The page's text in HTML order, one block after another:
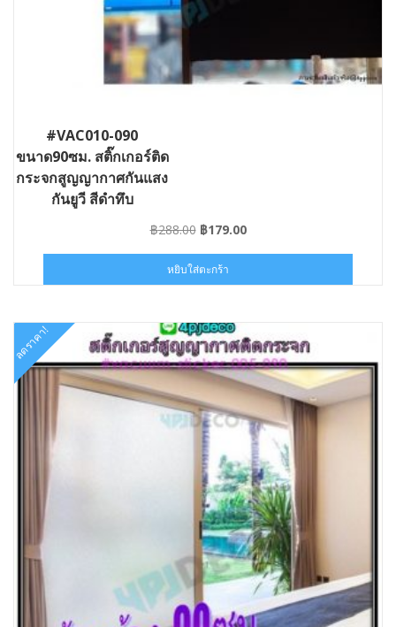
#VAC010-090
ขนาด90ซม. สติ๊กเกอร์ติด
กระจกสูญญากาศกันแสง
กันยูวี สีดำทึบ
฿288.00 Original
was:
฿288.00.
฿179.00Current
฿179.00.
หยิบใส่ตะกร้า
ลดราคา!